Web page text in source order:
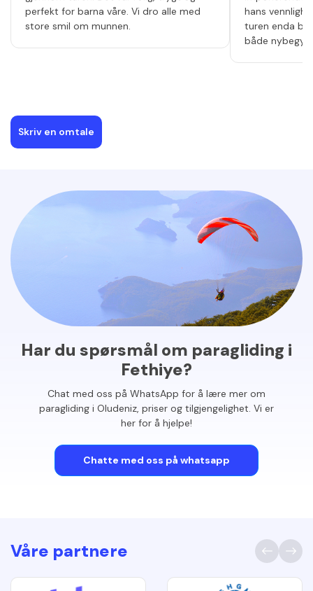
perfekt for barna våre. Vi dro alle med
store smil om munnen.
hans
turen enda
både
Skriv en omtale
Har du spørsmål om paragliding i
Fethiye?
Chat med oss på WhatsApp for å lære mer om
paragliding i Oludeniz, priser og tilgjengelighet. Vi er
her for å hjelpe!
Chatte med oss ​​på whatsapp
Våre partnere